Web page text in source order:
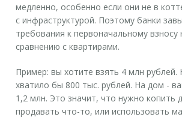
медленно, особенно если они не в
с инфраструктурой. Поэтому банки
требования к первоначальному взносу
сравнению с квартирами.
Пример: вы хотите взять 4 млн рублей.
хватило бы 800 тыс. рублей. На дом -
1,2 млн. Это значит, что нужно копить
продавать что-то, или использовать